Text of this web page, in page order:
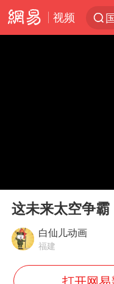
视频
Play
这未来太空争
白仙儿动画
福建